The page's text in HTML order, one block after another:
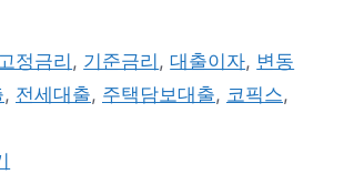
정금리 , 기준금리 ,대출이자, 변동
, 전세대출, 주택담보대출, 코픽스,